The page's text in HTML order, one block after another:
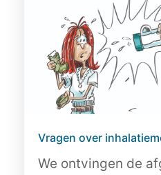
Vragen over
We ontvingen de